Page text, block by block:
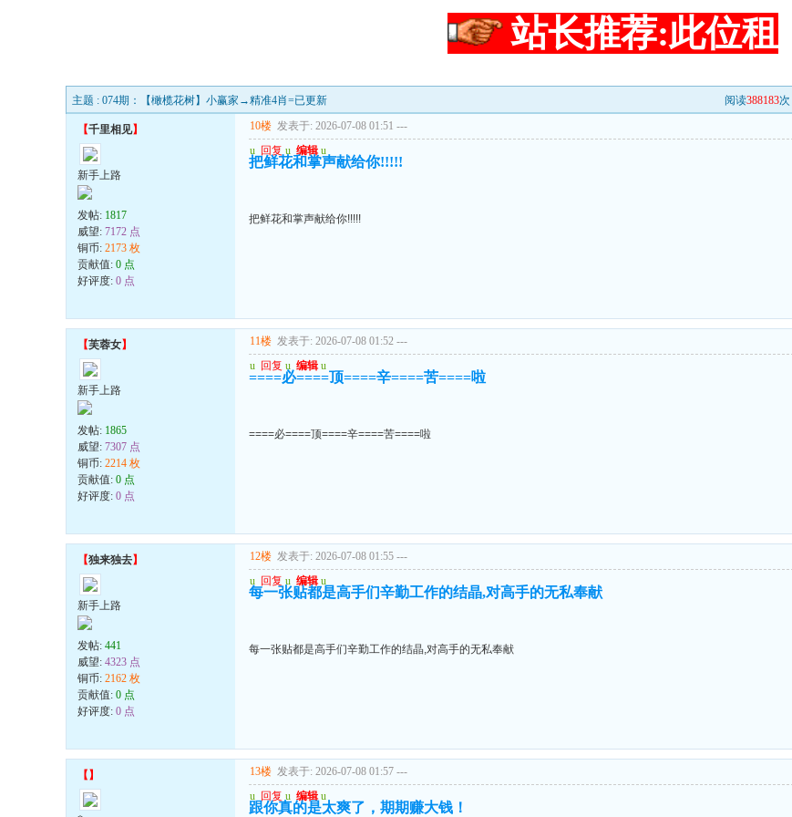
站长推荐:此位租
主题 : 074期：【橄榄花树】小赢家→精准4肖=已更新 阅读388183次 |
【千里相见】
新手上路
发帖: 1817
威望: 7172 点
铜币: 2173 枚
贡献值: 0 点
好评度: 0 点
10楼 发表于: 2026-07-08 01:51 ---
u 回复 u 编辑 u
把鲜花和掌声献给你!!!!!
把鲜花和掌声献给你!!!!!
【芙蓉女】
新手上路
发帖: 1865
威望: 7307 点
铜币: 2214 枚
贡献值: 0 点
好评度: 0 点
11楼 发表于: 2026-07-08 01:52 ---
u 回复 u 编辑 u
====必====顶====辛====苦====啦
====必====顶====辛====苦====啦
【独来独去】
新手上路
发帖: 441
威望: 4323 点
铜币: 2162 枚
贡献值: 0 点
好评度: 0 点
12楼 发表于: 2026-07-08 01:55 ---
u 回复 u 编辑 u
每一张贴都是高手们辛勤工作的结晶,对高手的无私奉献
每一张贴都是高手们辛勤工作的结晶,对高手的无私奉献
【 】 13楼 发表于: 2026-07-08 01:57 ---
u 回复 u 编辑 u
跟你真的是太爽了，期期赚大钱！